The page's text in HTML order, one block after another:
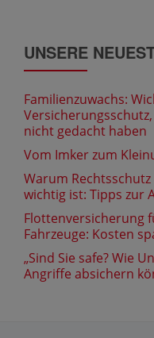
UNSERE
Familienzuwachs:
nicht gedacht haben
Vom Imker zum
Warum
wichtig ist: Tipps zur
Flottenversicherung
Fahrzeuge: Kosten
„Sind Sie safe? Wie
Angriffe absichern